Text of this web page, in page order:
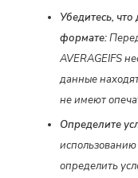
Убедитесь,
формате:
AVERAGEIFS
данные
не имеют
Определите
определить